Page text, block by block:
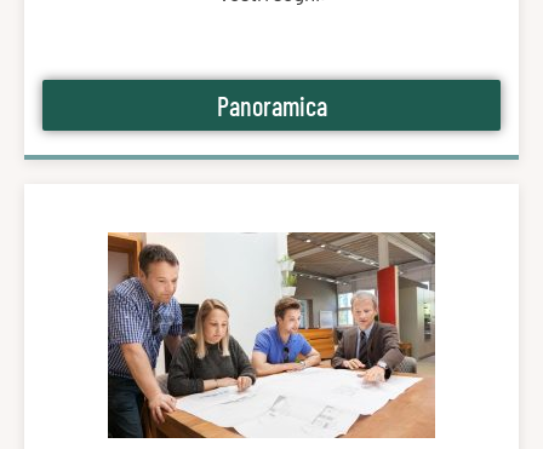
Panoramica